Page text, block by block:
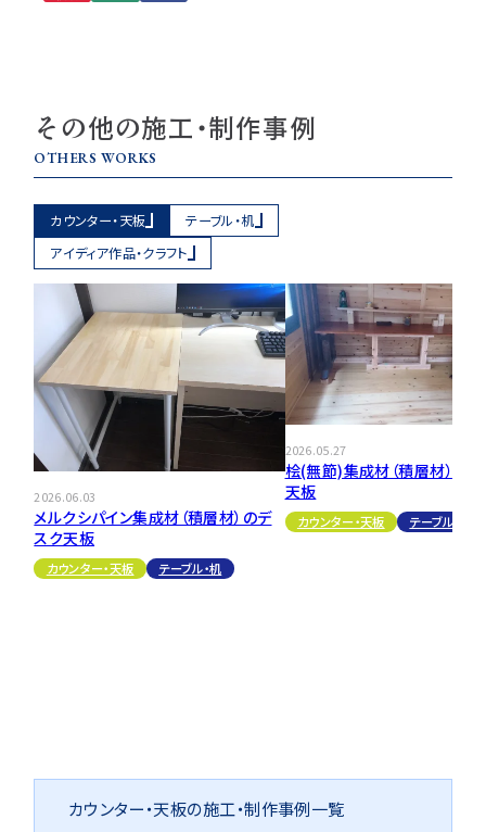
その他の施工・制作事例
OTHERS WORKS
カウンター・天板
テーブル・机
アイディア作品・クラフト
2026.06.03
メルクシパイン集成材（積層材）のデ
スク天板
カウンター・天板 テーブル・机
2026.05.27
桧(無節)集成材（積層材）の
天板
カウンター・天板 テーブル・机
カウンター・天板の施工・制作事例一覧